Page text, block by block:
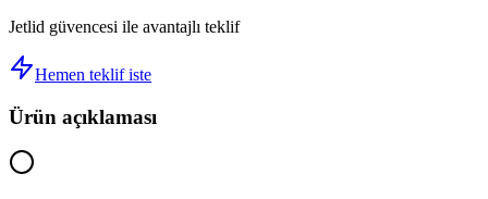
Jetlid güvencesi ile avantajlı teklif
Hemen teklif iste
Ürün açıklaması